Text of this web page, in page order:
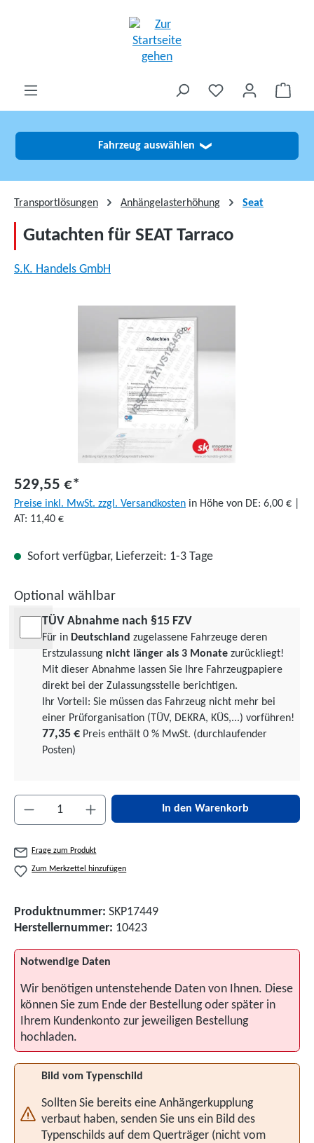
Fahrzeug auswählen ❯
Transportlösungen Anhängelasterhöhung Seat
Gutachten für SEAT Tarraco
S.K. Handels GmbH
529,55 €*
Preise inkl. MwSt. zzgl. Versandkosten in Höhe von DE: 6,00 € |
AT: 11,40 €
Sofort verfügbar, Lieferzeit: 1-3 Tage
Optional wählbar
TÜV Abnahme nach §15 FZV
Für in Deutschland zugelassene Fahrzeuge deren
Erstzulassung nicht länger als 3 Monate zurückliegt!
Mit dieser Abnahme lassen Sie Ihre Fahrzeugpapiere
direkt bei der Zulassungsstelle berichtigen.
Ihr Vorteil: Sie müssen das Fahrzeug nicht mehr bei
einer Prüforgani­sation (TÜV, DEKRA, KÜS,...) vorführen!
77,35 € Preis enthält 0 % MwSt. (durchlaufender
Posten)
Produkt Anzahl: Gib den gewünschten Wert
In den Warenkorb
Frage zum Produkt
Zum Merkzettel hinzufügen
Produktnummer: SKP17449
Herstellernummer: 10423
Notwendige Daten
Wir benötigen untenstehende Daten von Ihnen. Diese
können Sie zum Ende der Bestellung oder später in
Ihrem Kundenkonto zur jeweiligen Bestellung
hochladen.
Bild vom Typenschild
Sollten Sie bereits eine Anhängerkupplung
verbaut haben, senden Sie uns ein Bild des
Typenschilds auf dem Querträger (nicht vom